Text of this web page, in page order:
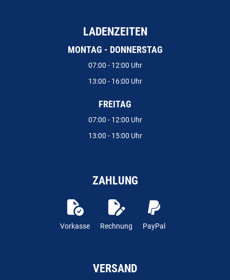
LADENZEITEN
MONTAG - DONNERSTAG
07:00 - 12:00 Uhr
13:00 - 16:00 Uhr
FREITAG
07:00 - 12:00 Uhr
13:00 - 15:00 Uhr
ZAHLUNG
Vorkasse Rechnung PayPal
VERSAND